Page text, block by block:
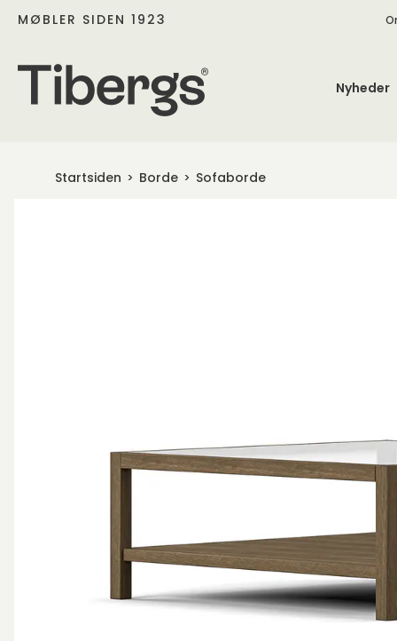
MØBLER SIDEN 1923
Nyheder
Startsiden Borde Sofaborde